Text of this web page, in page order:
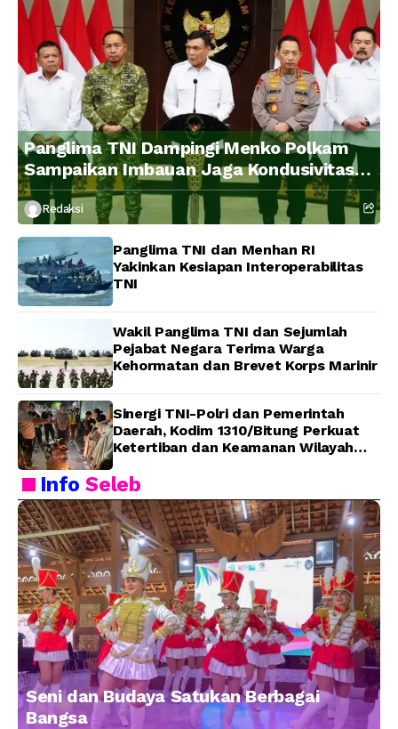
Panglima TNI Dampingi Menko Polkam
Sampaikan Imbauan Jaga Kondusivitas
Bangsa
Redaksi
Panglima TNI dan Menhan RI
Yakinkan Kesiapan Interoperabilitas
TNI
Wakil Panglima TNI dan Sejumlah
Pejabat Negara Terima Warga
Kehormatan dan Brevet Korps Marinir
Sinergi TNI-Polri dan Pemerintah
Daerah, Kodim 1310/Bitung Perkuat
Ketertiban dan Keamanan Wilayah
InfoSeleb
Seni dan Budaya Satukan Berbagai
Bangsa